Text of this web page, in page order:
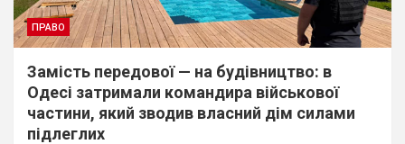
ПРАВО
Замість передової — на будівництво: в
Одесі затримали командира військової
частини, який зводив власний дім силами
підлеглих